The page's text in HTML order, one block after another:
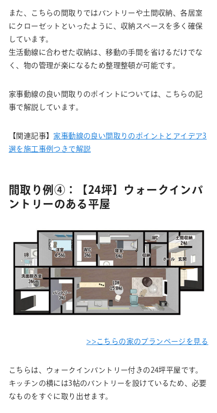
また、こちらの間取りではパントリーや土間収納、各居室
にクローゼットといったように、収納スペースを多く確保
しています。
生活動線に合わせた収納は、移動の手間を省けるだけでな
く、物の管理が楽になるため整理整頓が可能です。
家事動線の良い間取りのポイントについては、こちらの記
事で解説しています。
【関連記事】 家事動線の良い間取りのポイントとアイデア3
選を施工事例つきで解説
間取り例④：【24坪】ウォークインパ
ントリーのある平屋
>>こちらの家のプランページを見る
こちらは、ウォークインパントリー付きの24坪平屋です。
キッチンの横には3帖のパントリーを設けているため、必要
なものをすぐに取り出せます。